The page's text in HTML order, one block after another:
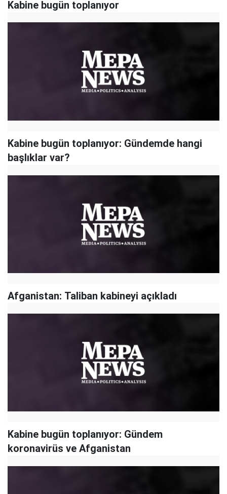
Kabine bugün toplanıyor
Kabine bugün toplanıyor: Gündemde hangi
başlıklar var?
Afganistan: Taliban kabineyi açıkladı
Kabine bugün toplanıyor: Gündem
koronavirüs ve Afganistan